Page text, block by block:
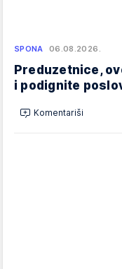
SPONA 06.08.2026.
Preduzetnice,
i podignite
Komentariši